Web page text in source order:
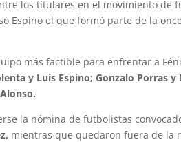
los titulares en el movimiento de
Espino el que formó parte de la
más factible para enfrentar a
y Luis Espino; Gonzalo Porras
la nómina de futbolistas
mientras que quedaron fuera de la